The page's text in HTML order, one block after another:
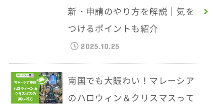
新・申請のやり方を解説｜気を
つけるポイントも紹介
2025.10.25
南国でも大賑わい！マレーシア
のハロウィン＆クリスマスって